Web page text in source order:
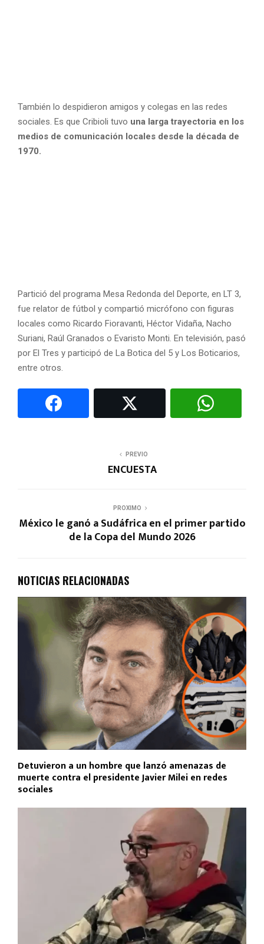
También lo despidieron amigos y colegas en las redes
sociales. Es que Cribioli tuvo una larga trayectoria en los
medios de comunicación locales desde la década de
1970.
Partició del programa Mesa Redonda del Deporte, en LT 3,
fue relator de fútbol y compartió micrófono con figuras
locales como Ricardo Fioravanti, Héctor Vidaña, Nacho
Suriani, Raúl Granados o Evaristo Monti. En televisión, pasó
por El Tres y participó de La Botica del 5 y Los Boticarios,
entre otros.
PREVIO
ENCUESTA
PROXIMO
México le ganó a Sudáfrica en el primer partido
de la Copa del Mundo 2026
NOTICIAS RELACIONADAS
Detuvieron a un hombre que lanzó amenazas de
muerte contra el presidente Javier Milei en redes
sociales